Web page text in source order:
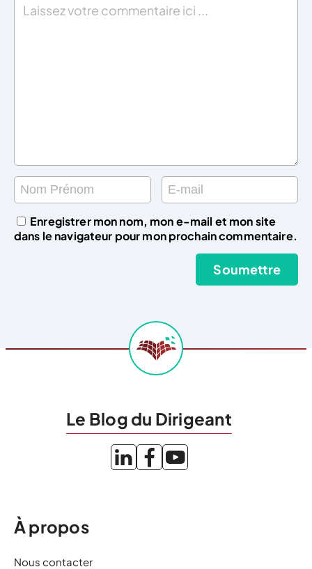
Enregistrer mon nom, mon e-mail et mon site
dans le navigateur pour mon prochain commentaire.
Le Blog du Dirigeant
À propos
Nous contacter